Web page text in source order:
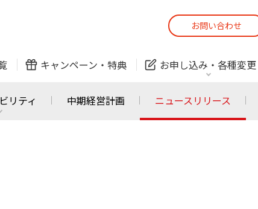
お問い合わせ
キャンペーン・ 特典 お申し込み・ 各種変更
でんき
防犯カメラ
リティ 中期経営計画 ニュースリリース